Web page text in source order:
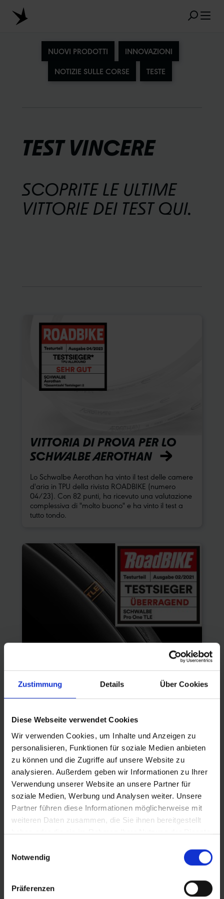
Zustimmung Details Über Cookies
Diese Webseite verwendet Cookies
Wir verwenden Cookies, um Inhalte und Anzeigen zu
personalisieren, Funktionen für soziale Medien anbieten
zu können und die Zugriffe auf unsere Website zu
analysieren. Außerdem geben wir Informationen zu Ihrer
Verwendung unserer Website an unsere Partner für
soziale Medien, Werbung und Analysen weiter. Unsere
Partner führen diese Informationen möglicherweise mit
weiteren Daten zusammen, die Sie ihnen bereitgestellt
haben oder die sie im Rahmen Ihrer Nutzung der Dienste
Notwendig
Präferenzen
Skip to main content
NON PERFORABILE
ALBERT
NUOVI PRODOTTI
INNOVAZIONI
NOTIZIE SULLE CORSE
TESTE
TEST VINCERE
SCOPRITE LE ULTIME
VITTORIE DEI TEST QUI.
VITTORIA DI PROVA PER LO
SCHWALBE AEROTHAN
Lo Schwalbe Aerothan ha vinto il test delle camere
d'aria in TPU della rivista ROADBIKE (numero
04/23). Con 82 punti, ha ricevuto una valutazione
complessiva di "molto buono" e ha vinto il test a
tutto tondo.
VITTORIA DI PROVA PER LO
Alla ricerca del miglior set-up tubeless, la rivista
sigillanti.
VITTORIA DI PROVA PER LO
Grande successo per gli pneumatici MTB Nobby